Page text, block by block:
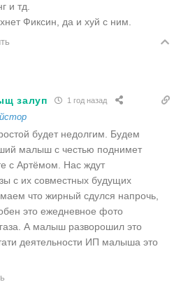
и тд.
Фиксин, да и хуй с ним.
залуп 1 год назад
будет недолгим. Будем
малыш с честью поднимет
с Артёмом. Нас ждут
с их совместных будущих
что жирный сдулся напрочь,
это ежедневное фото
А малыш разворошил это
деятельности ИП малыша это